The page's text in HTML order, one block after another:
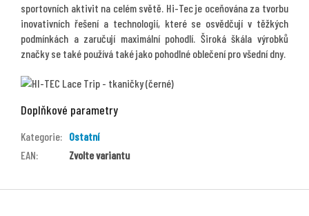
sportovních aktivit na celém světě. Hi-Tec je oceňována za tvorbu
inovativních řešení a technologií, které se osvědčují v těžkých
podmínkách a zaručují maximální pohodlí. Široká škála výrobků
značky se také používá také jako pohodlné oblečení pro všední dny.
Doplňkové parametry
Kategorie: Ostatní
EAN: Zvolte variantu